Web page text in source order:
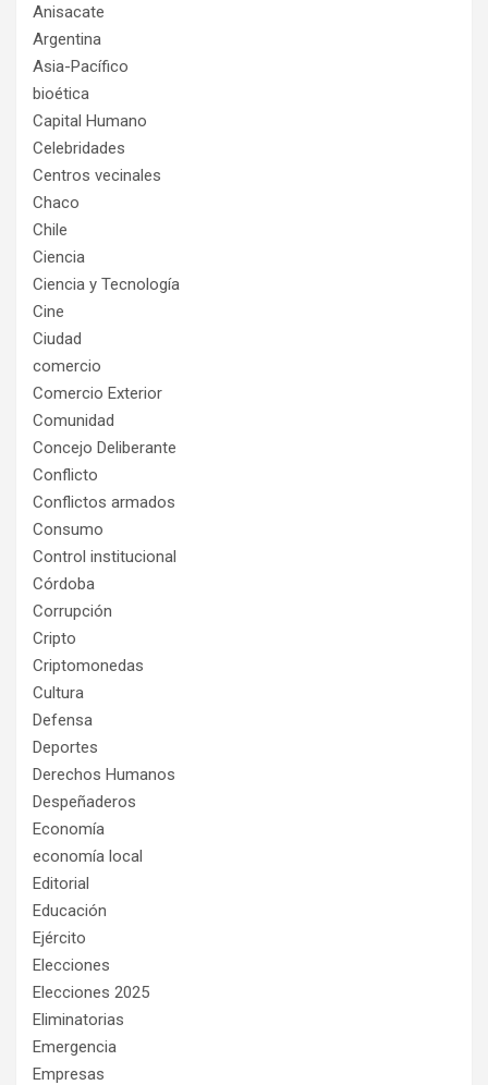
Anisacate
Argentina
Asia-Pacífico
bioética
Capital Humano
Celebridades
Centros vecinales
Chaco
Chile
Ciencia
Ciencia y Tecnología
Cine
Ciudad
comercio
Comercio Exterior
Comunidad
Concejo Deliberante
Conflicto
Conflictos armados
Consumo
Control institucional
Córdoba
Corrupción
Cripto
Criptomonedas
Cultura
Defensa
Deportes
Derechos Humanos
Despeñaderos
Economía
economía local
Editorial
Educación
Ejército
Elecciones
Elecciones 2025
Eliminatorias
Emergencia
Empresas